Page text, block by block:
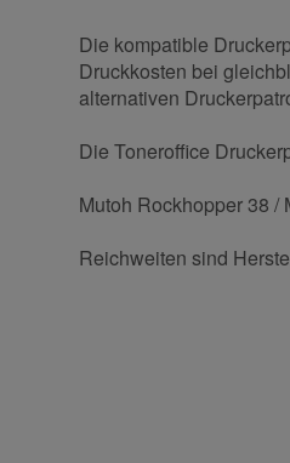
Die kompatible
Druckkosten bei
alternativen
Die Toneroffice
Mutoh Rockhopper 38 /
Reichweiten sind